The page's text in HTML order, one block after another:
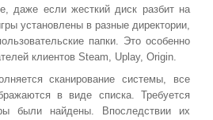
даже если жесткий диск разбит на
установлены в разные директории,
папки. Это особенно
клиентов Steam, Uplay, Origin.
сканирование системы, все
в виде списка. Требуется
были найдены. Впоследствии их